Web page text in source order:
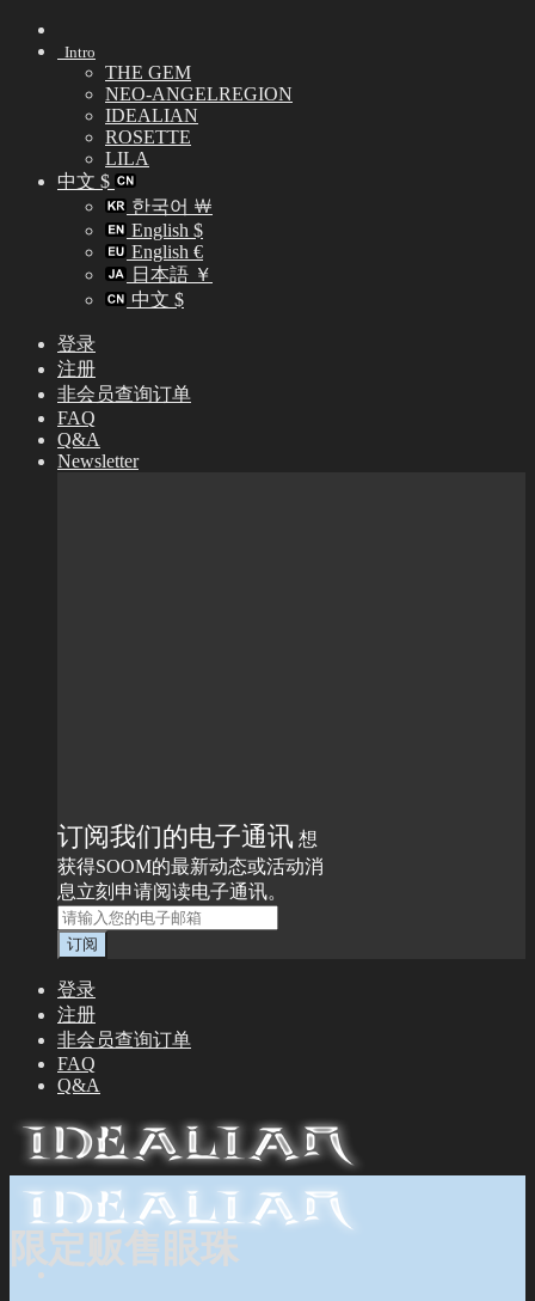
Skip
Intro
THE GEM
NEO-ANGELREGION
IDEALIAN
ROSETTE
LILA
中文 $
한국어 ￦
English $
English €
日本語 ￥
中文 $
登录
注册
非会员查询订单
FAQ
Q&A
Newsletter
订阅我们的电子通讯 想
获得SOOM的最新动态或活动消
息立刻申请阅读电子通讯。
登录
注册
非会员查询订单
FAQ
Q&A
限定贩售眼珠